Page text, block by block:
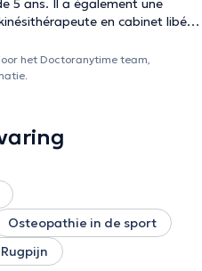
5 ans. Il a également une
en cabinet libéral
L’ostéopathe Jérémy Peltier
l’ostéoarticulaire,
ainsi différents types de
chaleureux dans son
chez l’ostéopathe Jérémy
het Doctoranytime team,
Osteopathie in de sport
Rugpijn